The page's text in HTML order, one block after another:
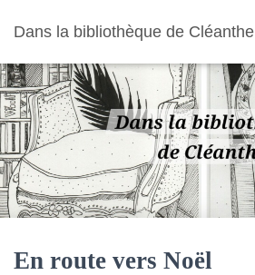
Dans la bibliothèque de Cléanthe
En route vers Noël